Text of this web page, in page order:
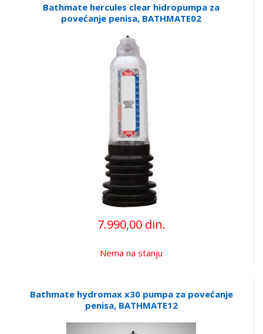
Bathmate hercules clear hidropumpa za
povećanje penisa, BATHMATE02
7.990,00 din.
Nema na stanju
Bathmate hydromax x30 pumpa za povećanje
penisa, BATHMATE12